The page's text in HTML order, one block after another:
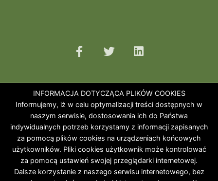
INFORMACJA DOTYCZĄCA PLIKÓW COOKIES
Informujemy, iż w celu optymalizacji treści dostępnych w
naszym serwisie, dostosowania ich do Państwa
indywidualnych potrzeb korzystamy z informacji zapisanych
za pomocą plików cookies na urządzeniach końcowych
użytkowników. Pliki cookies użytkownik może kontrolować
za pomocą ustawień swojej przeglądarki internetowej.
Dalsze korzystanie z naszego serwisu internetowego, bez